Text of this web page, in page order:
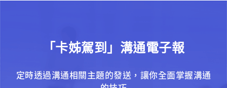
「卡姊駕到」溝通電子報
定時透過溝通相關主題的發送，讓你全面掌握溝通